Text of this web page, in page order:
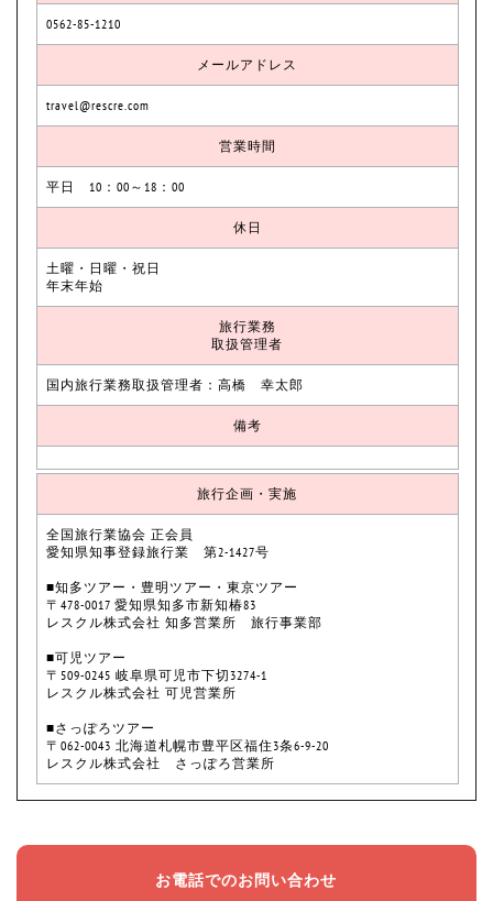
0562-85-1210
メールアドレス
travel@rescre.com
営業時間
平日 10：00～18：00
休日
土曜・日曜・祝日
年末年始
旅行業務
取扱管理者
国内旅行業務取扱管理者：高橋 幸太郎
備考
旅行企画・実施
全国旅行業協会 正会員
愛知県知事登録旅行業 第2-1427号
■知多ツアー・豊明ツアー・東京ツアー
〒478-0017 愛知県知多市新知椿83
レスクル株式会社 知多営業所 旅行事業部
■可児ツアー
〒509-0245 岐阜県可児市下切3274-1
レスクル株式会社 可児営業所
■さっぽろツアー
〒062-0043 北海道札幌市豊平区福住3条6-9-20
レスクル株式会社 さっぽろ営業所
お電話でのお問い合わせ